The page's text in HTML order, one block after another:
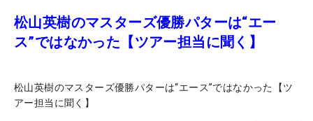
松山英樹のマスターズ優勝パターは“エー
ス”ではなかった【ツアー担当に聞く】
松山英樹のマスターズ優勝パターは“エース”ではなかった【ツ
アー担当に聞く】